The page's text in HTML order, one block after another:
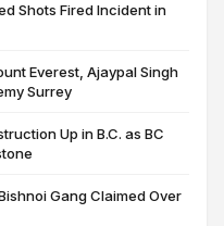
Shots Fired Incident in
Everest, Ajaypal Singh
Surrey
Up in B.C. as BC
Gang Claimed Over